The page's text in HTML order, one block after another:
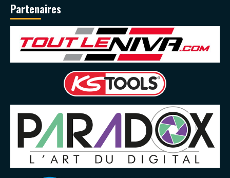
Partenaires